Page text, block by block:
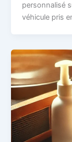
personnalisé
véhicule pris